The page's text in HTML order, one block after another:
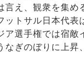
え、観衆を集め
トサル日本代表
選手権では宿敵
ぎのぼりに上